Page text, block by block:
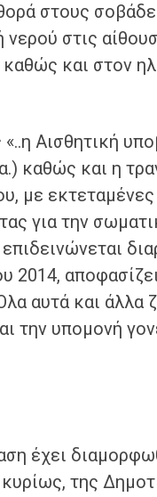
στους
νερού στις
και στον
«..η Αισθητική
καθώς και η
με
για την
επιδεινώνεται
2014,
αυτά και άλλα
την υπομονή
έχει
της